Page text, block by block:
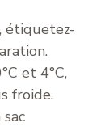
étiquetez-
et 4°C,
froide.